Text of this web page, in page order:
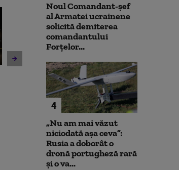
Alertă pe o plajă din
Mamaia, după ce au fost
observate bucăți de dronă.
ISU și Poliția au izolat
Amenzi
deranjează
mijloacele de
STB. Pentru
sancțiuni
Noul Comandant-șef
al Armatei ucrainene
solicită demiterea
comandantului
Forțelor...
4
„Nu am mai văzut
niciodată așa ceva”:
Rusia a doborât o
dronă portugheză rară
și o va...